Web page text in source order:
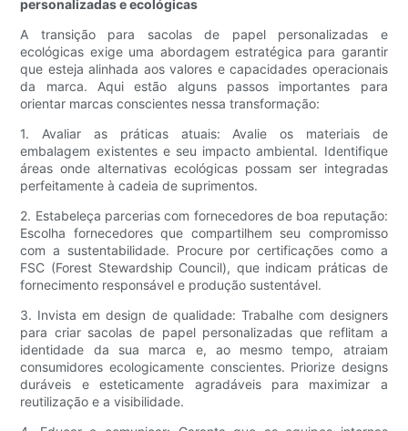
personalizadas e ecológicas
A transição para sacolas de papel personalizadas e
ecológicas exige uma abordagem estratégica para garantir
que esteja alinhada aos valores e capacidades operacionais
da marca. Aqui estão alguns passos importantes para
orientar marcas conscientes nessa transformação:
1. Avaliar as práticas atuais: Avalie os materiais de
embalagem existentes e seu impacto ambiental. Identifique
áreas onde alternativas ecológicas possam ser integradas
perfeitamente à cadeia de suprimentos.
2. Estabeleça parcerias com fornecedores de boa reputação:
Escolha fornecedores que compartilhem seu compromisso
com a sustentabilidade. Procure por certificações como a
FSC (Forest Stewardship Council), que indicam práticas de
fornecimento responsável e produção sustentável.
3. Invista em design de qualidade: Trabalhe com designers
para criar sacolas de papel personalizadas que reflitam a
identidade da sua marca e, ao mesmo tempo, atraiam
consumidores ecologicamente conscientes. Priorize designs
duráveis ​​e esteticamente agradáveis ​​para maximizar a
reutilização e a visibilidade.